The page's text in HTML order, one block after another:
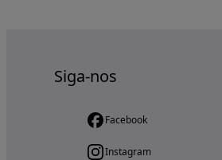
Siga-nos
Facebook
Instagram